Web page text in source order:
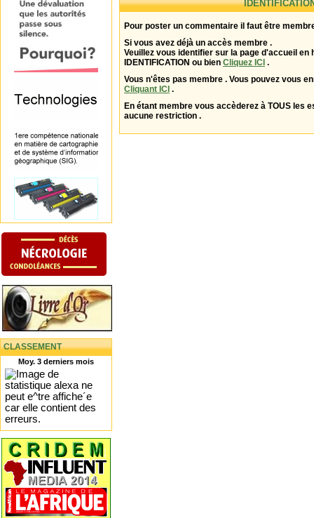
CLASSEMENT
Moy. 3 derniers mois
Pour poster un commentaire il faut être
Si vous avez déjà un accès membre .
Veuillez vous identifier sur la page d'accueil en
IDENTIFICATION ou bien Cliquez ICI .
Vous n'êtes pas membre . Vous pouvez vous
Cliquant ICI .
En étant membre vous accèderez à TOUS les
aucune restriction .